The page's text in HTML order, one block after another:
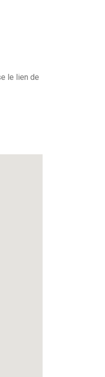
le lien de